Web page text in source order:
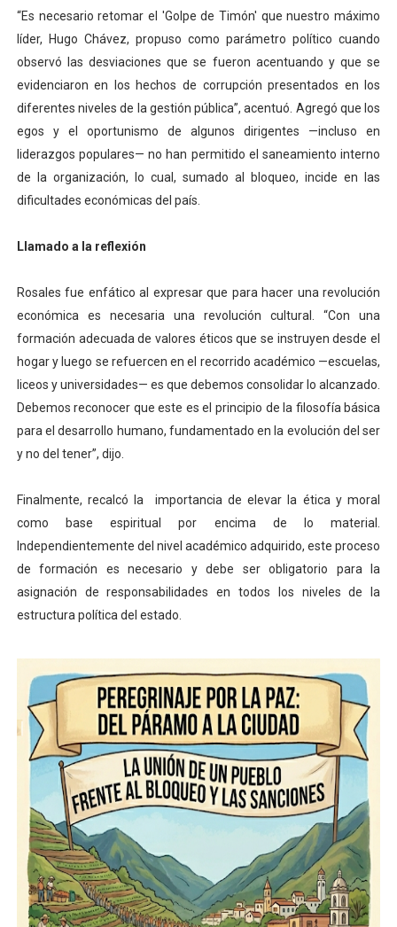
“Es necesario retomar el 'Golpe de Timón' que nuestro máximo
líder, Hugo Chávez, propuso como parámetro político cuando
observó las desviaciones que se fueron acentuando y que se
evidenciaron en los hechos de corrupción presentados en los
diferentes niveles de la gestión pública”, acentuó. Agregó que los
egos y el oportunismo de algunos dirigentes —incluso en
liderazgos populares— no han permitido el saneamiento interno
de la organización, lo cual, sumado al bloqueo, incide en las
dificultades económicas del país.
Llamado a la reflexión
Rosales fue enfático al expresar que para hacer una revolución
económica es necesaria una revolución cultural. “Con una
formación adecuada de valores éticos que se instruyen desde el
hogar y luego se refuercen en el recorrido académico —escuelas,
liceos y universidades— es que debemos consolidar lo alcanzado.
Debemos reconocer que este es el principio de la filosofía básica
para el desarrollo humano, fundamentado en la evolución del ser
y no del tener”, dijo.
Finalmente, recalcó la importancia de elevar la ética y moral
como base espiritual por encima de lo material.
Independientemente del nivel académico adquirido, este proceso
de formación es necesario y debe ser obligatorio para la
asignación de responsabilidades en todos los niveles de la
estructura política del estado.